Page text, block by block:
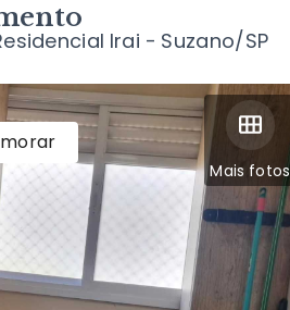
Irai - Suzano/SP
Mais fotos